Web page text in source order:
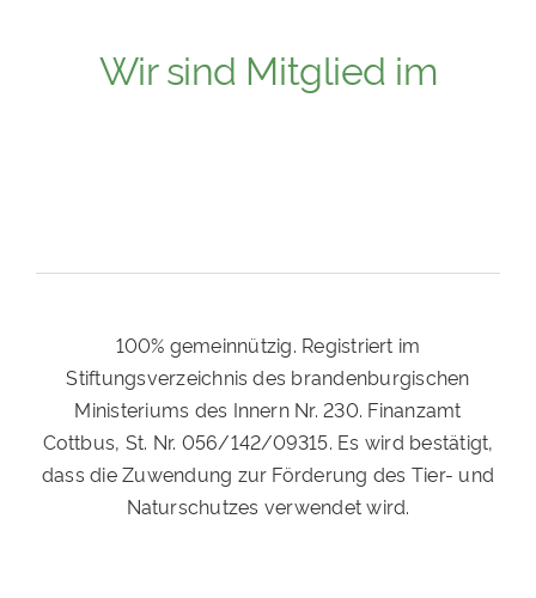
Wir sind Mitglied im
100% gemeinnützig. Registriert im
Stiftungsverzeichnis des brandenburgischen
Ministeriums des Innern Nr. 230. Finanzamt
Cottbus, St. Nr. 056/142/09315. Es wird bestätigt,
dass die Zuwendung zur Förderung des Tier- und
Naturschutzes verwendet wird.